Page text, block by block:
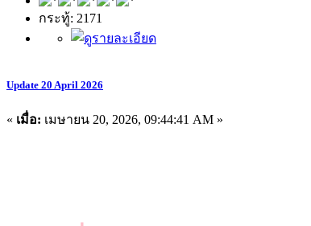
กระทู้: 2171
Update 20 April 2026
« เมื่อ: เมษายน 20, 2026, 09:44:41 AM »